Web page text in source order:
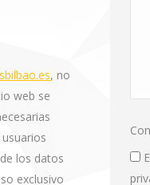
, no
web se
los datos
exclusivo